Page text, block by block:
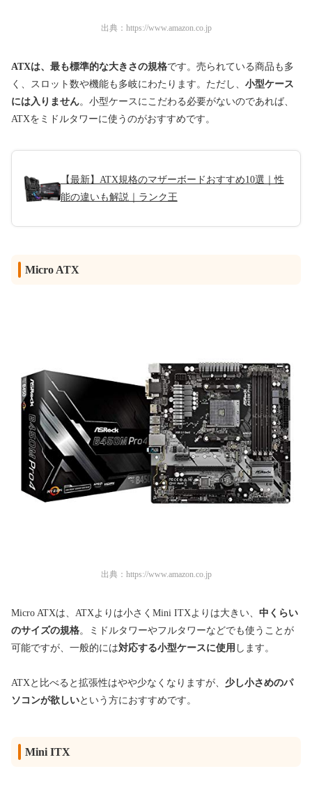
出典： https://www.amazon.co.jp
ATXは、最も標準的な大きさの規格です。売られている商品も多
く、スロット数や機能も多岐にわたります。ただし、 小型ケース
には入りません。 小型ケースにこだわる必要がないのであれば、
ATXをミドルタワーに使うのがおすすめです。
【最新】ATX規格のマザーボードおすすめ10選｜性
能の違いも解説｜ランク王
Micro ATX
出典： https://www.amazon.co.jp
Micro ATXは、ATXよりは小さくMini ITXよりは大きい、 中くらい
のサイズの規格。ミドルタワーやフルタワーなどでも使うことが
可能ですが、一般的には対応する小型ケースに使用 します。
ATXと比べると拡張性はやや少なくなりますが、 少し小さめのパ
ソコンが欲しいという方におすすめです。
Mini ITX